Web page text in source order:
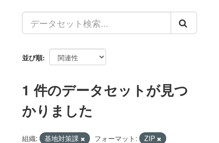
並び順
1 件のデータセットが見つ
かりました
組織: 基地対策課 フォーマット:
ZIP